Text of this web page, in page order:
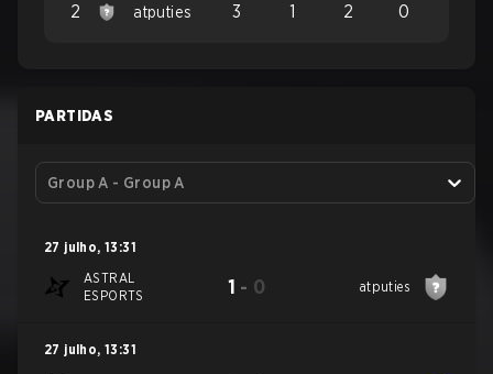
2 atputies 3 1 2 0
PARTIDAS
Group A - Group A
27 julho, 13:31
ASTRAL
ESPORTS
1 - 0 atputies
27 julho, 13:31